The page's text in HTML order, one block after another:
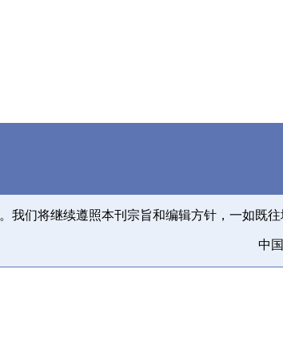
。我们将继续遵照本刊宗旨和编辑方针，一如既往
中